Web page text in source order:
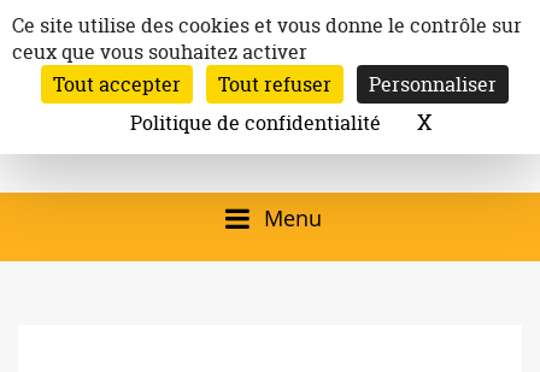
au
contenu
Ville de
Launaguet
Site officiel de la
Mairie de
Launaguet (31140)
qui présente la ville,
Inscription à la newsletter
Email:
Rechercher
Menu
Panneau de gestion des cookies
Ce site utilise des cookies et vous donne le contrôle sur
ceux que vous souhaitez activer
Tout accepter
Tout refuser
Personnaliser
Politique de confidentialité
XMasquer